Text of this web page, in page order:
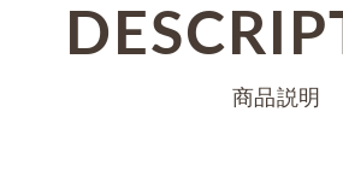
商品説明